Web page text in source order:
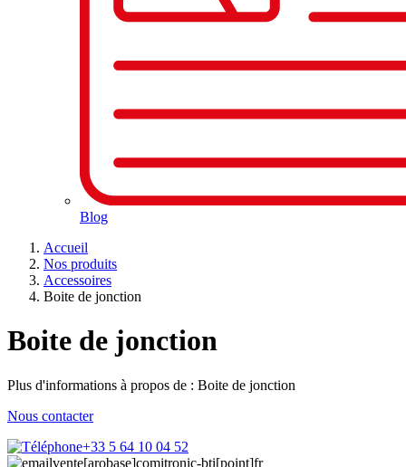
Blog
Accueil
Nos produits
Accessoires
Boite de jonction
Boite de jonction
Plus d'informations à propos de : Boite de jonction
Nous contacter
+33 5 64 10 04 52
vente[arobase]comitronic-bti[point]fr